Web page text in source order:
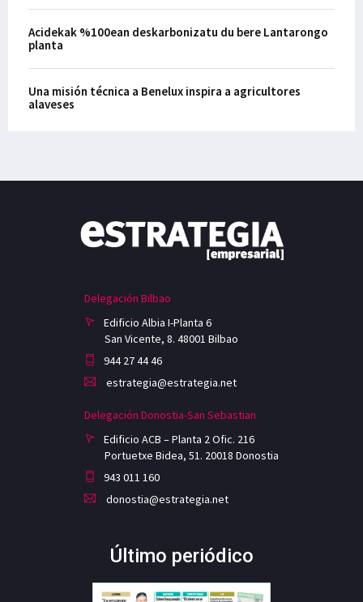
Acidekak %100ean deskarbonizatu du bere Lantarongo
planta
Una misión técnica a Benelux inspira a agricultores
alaveses
Delegación Bilbao
Edificio Albia I-Planta 6
San Vicente, 8. 48001 Bilbao
944 27 44 46
estrategia@estrategia.net
Delegación Donostia-San Sebastian
Edificio ACB – Planta 2 Ofic. 216
Portuetxe Bidea, 51. 20018 Donostia
943 011 160
donostia@estrategia.net
Último periódico